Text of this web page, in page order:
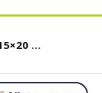
Trottoirband 13/15×20 Bocht R=12 inwendig